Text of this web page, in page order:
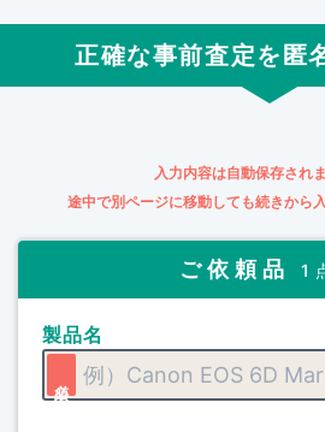
正確な事前査定を匿
入力内容は自動保存されま
途中で別ページに移動しても続きから
ご依頼品 1
製品名